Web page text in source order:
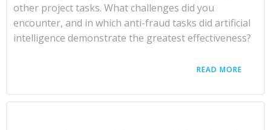
other project tasks. What challenges did you
encounter, and in which anti-fraud tasks did artificial
intelligence demonstrate the greatest effectiveness?
READ MORE